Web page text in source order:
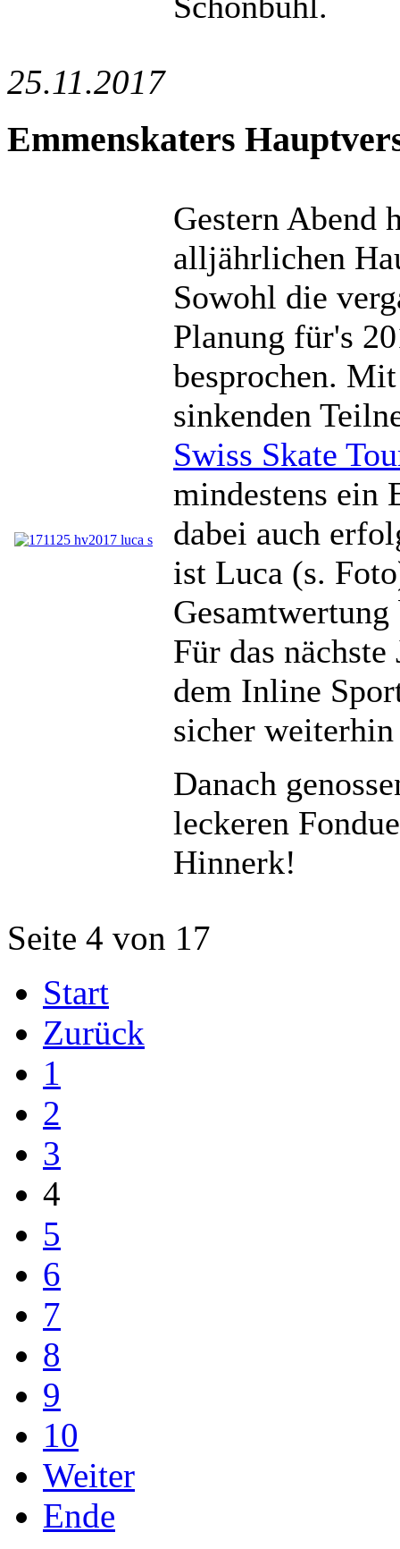
25.11.2017
Emmenskaters
Gestern Abend
alljährlichen
Sowohl die
Planung für's
besprochen.
sinkenden
Swiss Skate
mindestens ein
dabei auch
ist Luca (s.
Für das
dem Inline
sicher
Danach
leckeren
Hinnerk!
Seite 4 von 17
Start
Zurück
1
2
3
4
5
6
7
8
9
10
Weiter
Ende